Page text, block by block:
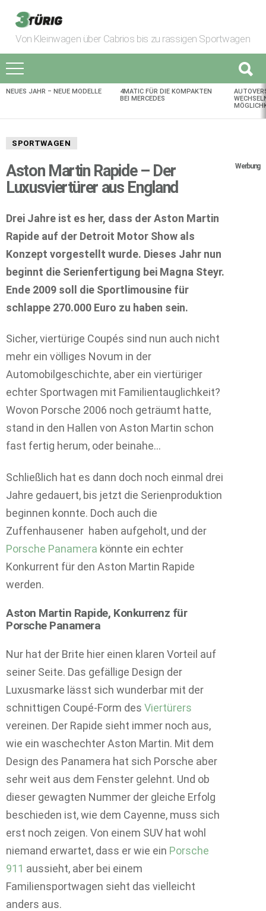
Von Kleinwagen über Cabrios bis zu rassigen Sportwagen
AKTUELLES
NEUES JAHR – NEUE MODELLE
4MATIC FÜR DIE KOMPAKTEN
BEI MERCEDES
SPORTWAGEN
Aston Martin Rapide – Der
Luxusviertürer aus England
Werbung
Drei Jahre ist es her, dass der Aston Martin
Rapide auf der Detroit Motor Show als
Konzept vorgestellt wurde. Dieses Jahr nun
beginnt die Serienfertigung bei Magna Steyr.
Ende 2009 soll die Sportlimousine für
schlappe 270.000 Euro zu haben sein.
Sicher, viertürige Coupés sind nun auch nicht
mehr ein völliges Novum in der
Automobilgeschichte, aber ein viertüriger
echter Sportwagen mit Familientauglichkeit?
Wovon Porsche 2006 noch geträumt hatte,
stand in den Hallen von Aston Martin schon
fast fertig herum, oder beinahe…
Schließlich hat es dann doch noch einmal drei
Jahre gedauert, bis jetzt die Serienproduktion
beginnen konnte. Doch auch die
Zuffenhausener haben aufgeholt, und der
Porsche Panamera könnte ein echter
Konkurrent für den Aston Martin Rapide
werden.
Aston Martin Rapide, Konkurrenz für
Porsche Panamera
Nur hat der Brite hier einen klaren Vorteil auf
seiner Seite. Das gefällige Design der
Luxusmarke lässt sich wunderbar mit der
schnittigen Coupé-Form des Viertürers
vereinen. Der Rapide sieht immer noch aus,
wie ein waschechter Aston Martin. Mit dem
Design des Panamera hat sich Porsche aber
sehr weit aus dem Fenster gelehnt. Und ob
dieser gewagten Nummer der gleiche Erfolg
beschieden ist, wie dem Cayenne, muss sich
erst noch zeigen. Von einem SUV hat wohl
niemand erwartet, dass er wie ein Porsche
911 aussieht, aber bei einem
Familiensportwagen sieht das vielleicht
anders aus.